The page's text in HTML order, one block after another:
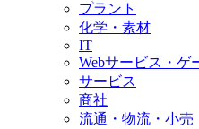
プラント
化学・素材
IT
Webサービス・ゲ
サービス
商社
流通・物流・小売